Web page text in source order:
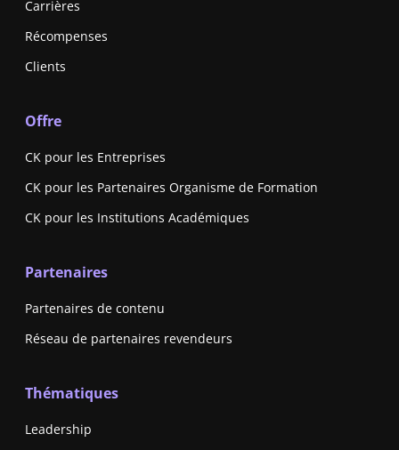
Carrières
Récompenses
Clients
Offre
CK pour les Entreprises
CK pour les Partenaires Organisme de Formation
CK pour les Institutions Académiques
Partenaires
Partenaires de contenu
Réseau de partenaires revendeurs
Thématiques
Leadership